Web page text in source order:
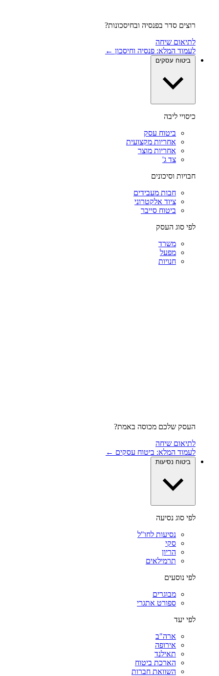
רוצים סדר בפנסיה ובחיסכונות?
לתיאום שיחה
לעמוד המלא: פנסיה וחיסכון ←
ביטוח עסקים
כיסויי ליבה
ביטוח עסק
אחריות מקצועית
אחריות מוצר
צד ג'
חבויות וסיכונים
חבות מעבידים
ציוד אלקטרוני
ביטוח סייבר
לפי סוג העסק
משרד
מפעל
חנויות
העסק שלכם מכוסה באמת?
לתיאום שיחה
לעמוד המלא: ביטוח עסקים ←
ביטוח נסיעות
לפי סוג נסיעה
נסיעות לחו"ל
סקי
הריון
תרמילאים
לפי נוסעים
מבוגרים
ספורט אתגרי
לפי יעד
ארה"ב
אירופה
תאילנד
הארכת ביטוח
השוואת חברות